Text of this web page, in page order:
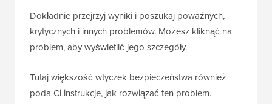
Dokładnie przejrzyj wyniki i poszukaj poważnych,
krytycznych i innych problemów. Możesz kliknąć na
problem, aby wyświetlić jego szczegóły.
Tutaj większość wtyczek bezpieczeństwa również
poda Ci instrukcje, jak rozwiązać ten problem.